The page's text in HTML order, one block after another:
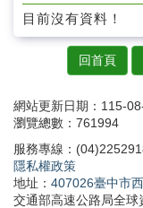
條約
行政指導有關文
施政計畫
業務統計
委託研究報告
目前沒有資料！
回首頁
網站更新日期：115-
瀏覽總數：761994
服務專線：
隱私權政策
地址： 407026臺中市
交通部高速公路局全